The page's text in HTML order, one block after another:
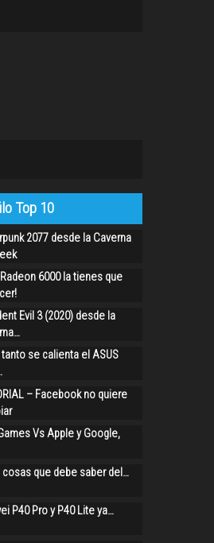
Top 10
2077 desde la Caverna
6000 la tienes que
Evil 3 (2020) desde la
tanto se calienta el ASUS
– Facebook no quiere
Vs Apple y Google,
cosas que debe saber del…
P40 Pro y P40 Lite ya…